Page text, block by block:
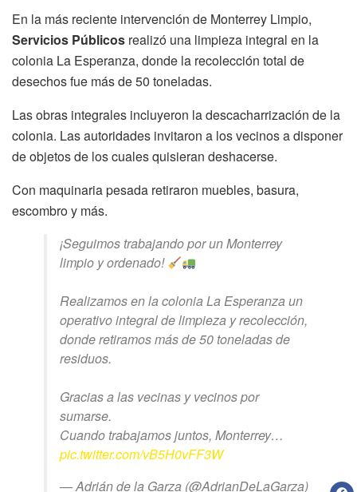
En la más reciente intervención de Monterrey Limpio,
Servicios Públicos realizó una limpieza integral en la
colonia La Esperanza, donde la recolección total de
desechos fue más de 50 toneladas.
Las obras integrales incluyeron la descacharrización de la
colonia. Las autoridades invitaron a los vecinos a disponer
de objetos de los cuales quisieran deshacerse.
Con maquinaria pesada retiraron muebles, basura,
escombro y más.
¡Seguimos trabajando por un Monterrey
limpio y ordenado!
Realizamos en la colonia La Esperanza un
operativo integral de limpieza y recolección,
donde retiramos más de 50 toneladas de
residuos.
Gracias a las vecinas y vecinos por
sumarse.
Cuando trabajamos juntos, Monterrey…
pic.twitter.com/vB5H0vFF3W
— Adrián de la Garza (@AdrianDeLaGarza)